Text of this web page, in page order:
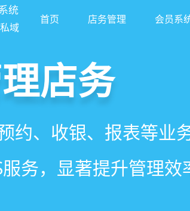
统
域
首页 店务管理 会员系
管理系统
一体化，一站式解决美
店务
约、收银、报表等业
务，显著提升管理效
拓客
、分销、异业合作等
量爆款方案一键套用，
城
、手艺人、客户，打
播有抓手，赋能社交裂